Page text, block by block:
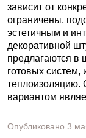
зависит от
ограничены,
эстетичным и
декоративной
предлагаются в
готовых систем,
вариантом
Опубликовано 3